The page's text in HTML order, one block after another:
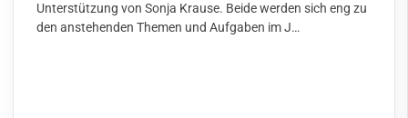
Unterstützung von Sonja Krause. Beide werden sich eng zu
den anstehenden Themen und Aufgaben im J…